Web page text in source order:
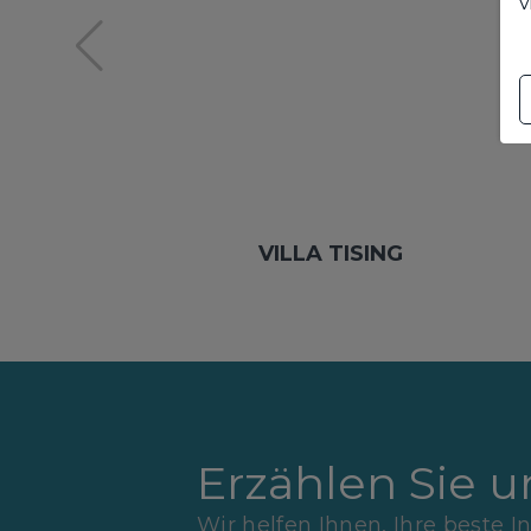
VILLA TISING
Erzählen Sie
Wir helfen Ihnen, Ihre beste